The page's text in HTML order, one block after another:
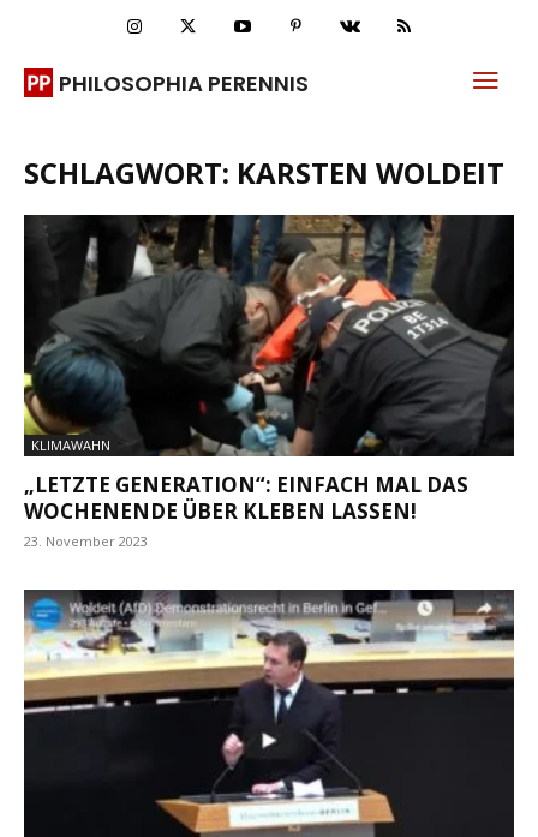
PHILOSOPHIA PERENNIS
SCHLAGWORT: KARSTEN WOLDEIT
KLIMAWAHN
„LETZTE GENERATION“: EINFACH MAL DAS
WOCHENENDE ÜBER KLEBEN LASSEN!
23. November 2023